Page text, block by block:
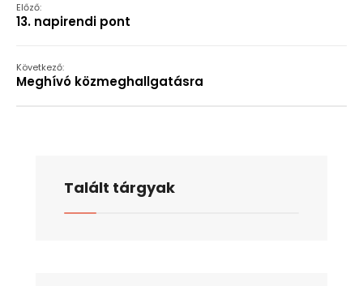
Előző:
13. napirendi pont
Következő:
Meghívó közmeghallgatásra
Talált tárgyak